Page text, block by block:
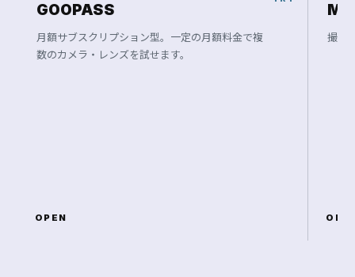
GOOPASS
月額サブスクリプション型。一定の月額料金で複
数のカメラ・レンズを試せます。
OPEN
撮影